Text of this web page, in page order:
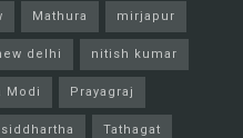
Mathura mirjapur
delhi nitish kumar
Modi Prayagraj
siddhartha Tathagat